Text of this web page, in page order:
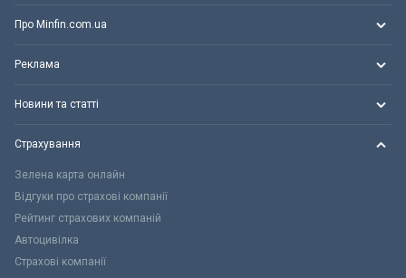
Про Minfin.com.ua
Реклама
Новини та статті
Страхування
Зелена карта онлайн
Відгуки про страхові компанії
Рейтинг страхових компаній
Автоцивілка
Страхові компанії